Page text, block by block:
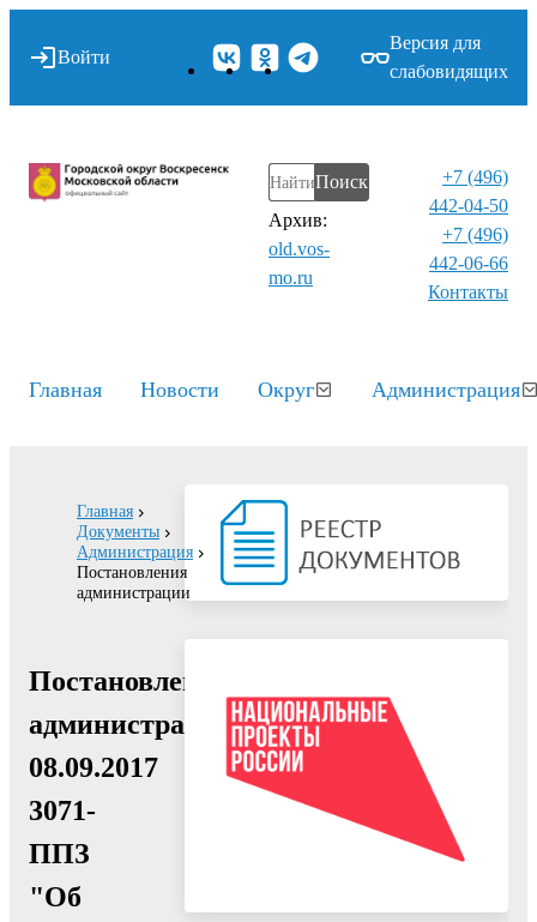
Войти
Версия для
слабовидящих
Поиск
Архив:
old.vos-
mo.ru
+7 (496)
442-04-50
+7 (496)
442-06-66
Контакты⁠
Главная Новости Округ Администрация
Главная
Документы
Администрация
Постановления
администрации
Постановление
администрации
08.09.2017
3071-
ППЗ
"Об